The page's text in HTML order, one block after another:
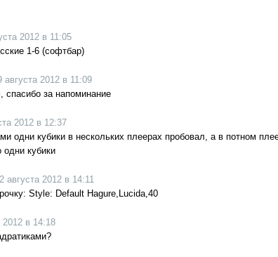
2012 в 11:05
1-6 (софтбар)
2012 в 11:09
спасибо за напоминание
2012 в 12:37
одни кубики в нескольких плеерах пробовал, а в потном
кубики
2012 в 14:11
Style: Default Hagure,Lucida,40
в 14:18